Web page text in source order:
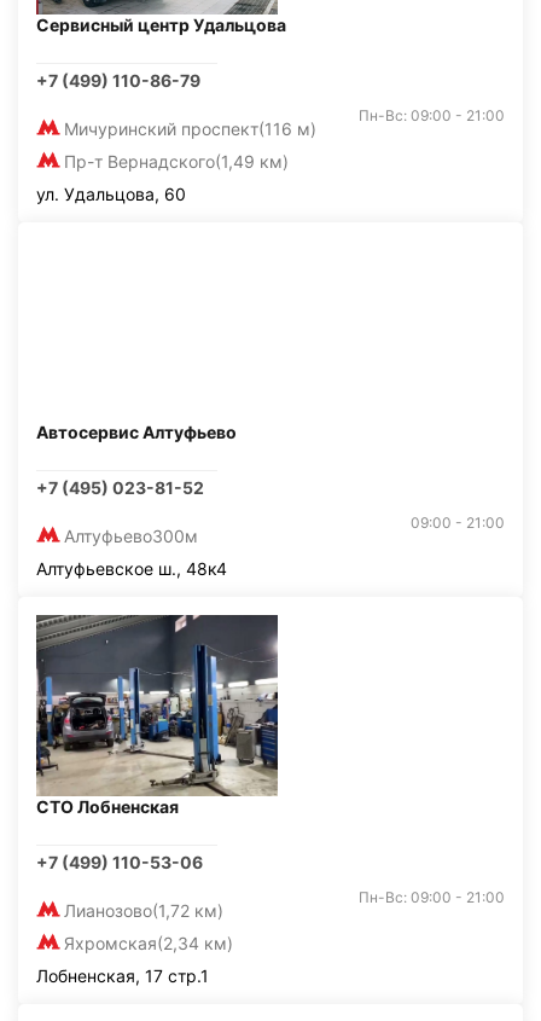
Сервисный центр Удальцова
+7 (499) 110-86-79
Мичуринский проспект(116 м)
Пр-т Вернадского(1,49 км)
Пн-Вс: 09:00 - 21:00
ул. Удальцова, 60
Автосервис Алтуфьево
+7 (495) 023-81-52
Алтуфьево300м
09:00 - 21:00
Алтуфьевское ш., 48к4
СТО Лобненская
+7 (499) 110-53-06
Лианозово(1,72 км)
Яхромская(2,34 км)
Пн-Вс: 09:00 - 21:00
Лобненская, 17 стр.1